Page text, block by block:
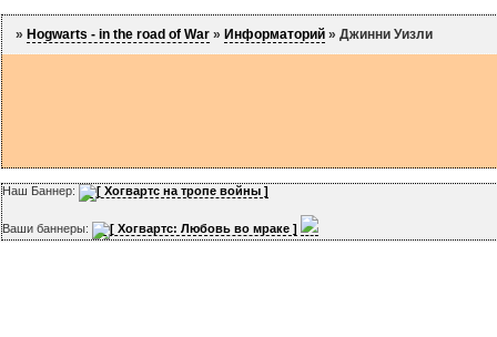
» Hogwarts - in the road of War » Информаторий »Джинни Уизли
Наш Баннер:
Ваши баннеры: